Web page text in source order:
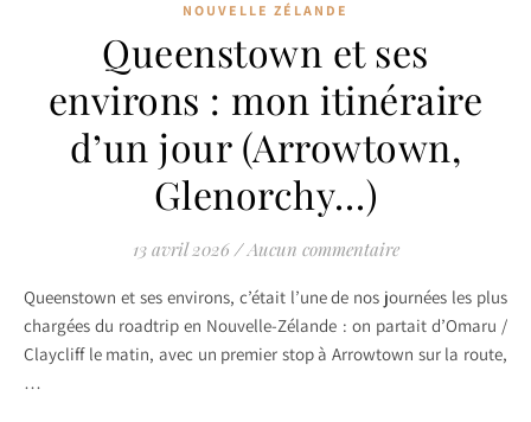
NOUVELLE ZÉLANDE
Queenstown et ses
environs : mon itinéraire
d’un jour (Arrowtown,
Glenorchy…)
13 avril 2026 / Aucun commentaire
Queenstown et ses environs, c’était l’une de nos journées les plus
chargées du roadtrip en Nouvelle-Zélande : on partait d’Omaru /
Claycliff le matin, avec un premier stop à Arrowtown sur la route,
…